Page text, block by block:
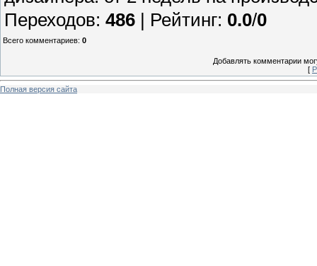
Переходов: 486 | Рейтинг: 0.0/0
Всего комментариев: 0
Добавлять комментарии
[
Полная версия сайта